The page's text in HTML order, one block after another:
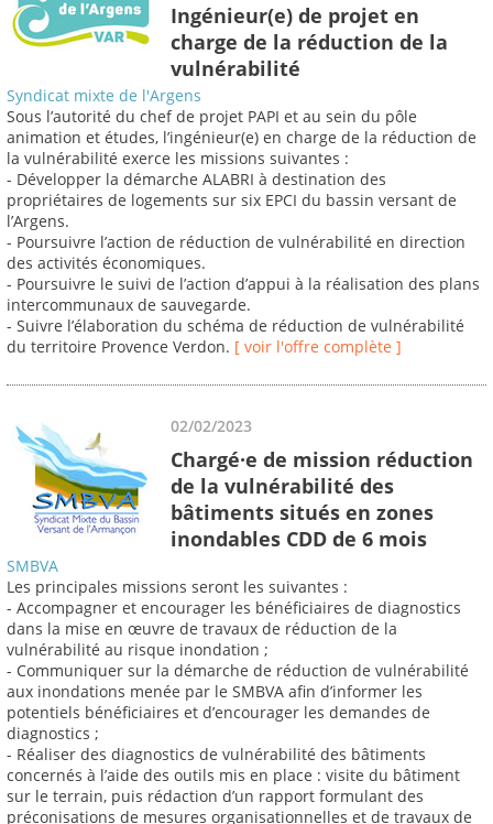
Ingénieur(e) de projet en
charge de la réduction de la
vulnérabilité
Syndicat mixte de l'Argens
Sous l’autorité du chef de projet PAPI et au sein du pôle
animation et études, l’ingénieur(e) en charge de la réduction de
la vulnérabilité exerce les missions suivantes :
- Développer la démarche ALABRI à destination des
propriétaires de logements sur six EPCI du bassin versant de
l’Argens.
- Poursuivre l’action de réduction de vulnérabilité en direction
des activités économiques.
- Poursuivre le suivi de l’action d’appui à la réalisation des plans
intercommunaux de sauvegarde.
- Suivre l’élaboration du schéma de réduction de vulnérabilité
du territoire Provence Verdon. [ voir l'offre complète ]
02/02/2023
Chargé·e de mission réduction
de la vulnérabilité des
bâtiments situés en zones
inondables CDD de 6 mois
SMBVA
Les principales missions seront les suivantes :
- Accompagner et encourager les bénéficiaires de diagnostics
dans la mise en œuvre de travaux de réduction de la
vulnérabilité au risque inondation ;
- Communiquer sur la démarche de réduction de vulnérabilité
aux inondations menée par le SMBVA afin d’informer les
potentiels bénéficiaires et d’encourager les demandes de
diagnostics ;
- Réaliser des diagnostics de vulnérabilité des bâtiments
concernés à l’aide des outils mis en place : visite du bâtiment
sur le terrain, puis rédaction d’un rapport formulant des
préconisations de mesures organisationnelles et de travaux de